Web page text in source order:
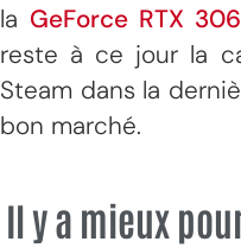
la GeForce RTX
reste à ce jour la
Steam dans la
bon marché.
Il y a mieux